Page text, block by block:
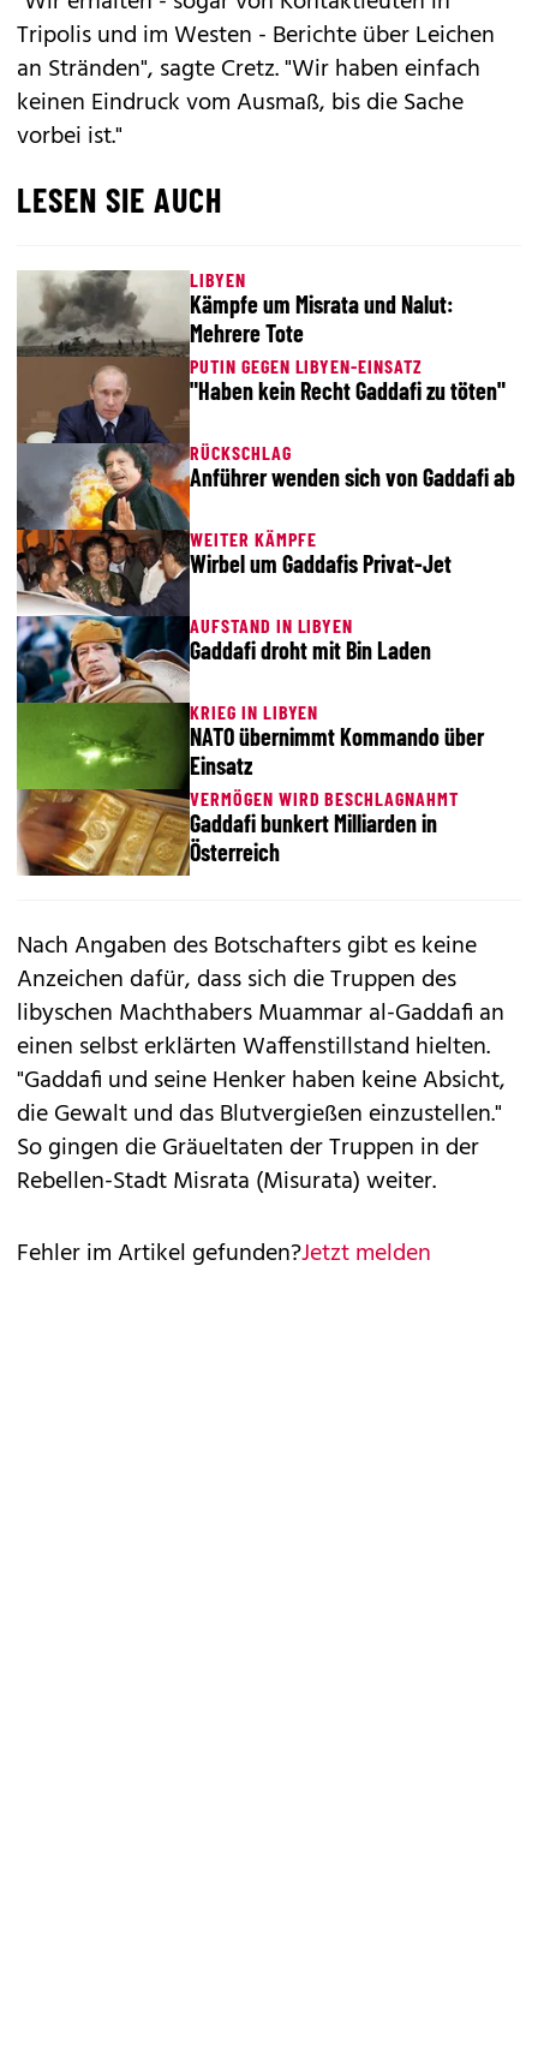
Tripolis und im Westen - Berichte über Leichen
an Stränden", sagte Cretz. "Wir haben einfach
keinen Eindruck vom Ausmaß, bis die Sache
vorbei ist."
LESEN SIE AUCH
LIBYEN
Kämpfe um Misrata und Nalut:
Mehrere Tote
PUTIN GEGEN LIBYEN-EINSATZ
"Haben kein Recht Gaddafi zu töten"
RÜCKSCHLAG
Anführer wenden sich von Gaddafi ab
WEITER KÄMPFE
Wirbel um Gaddafis Privat-Jet
AUFSTAND IN LIBYEN
Gaddafi droht mit Bin Laden
KRIEG IN LIBYEN
NATO übernimmt Kommando über
Einsatz
VERMÖGEN WIRD BESCHLAGNAHMT
Gaddafi bunkert Milliarden in
Österreich
Nach Angaben des Botschafters gibt es keine
Anzeichen dafür, dass sich die Truppen des
libyschen Machthabers Muammar al-Gaddafi an
einen selbst erklärten Waffenstillstand hielten.
"Gaddafi und seine Henker haben keine Absicht,
die Gewalt und das Blutvergießen einzustellen."
So gingen die Gräueltaten der Truppen in der
Rebellen-Stadt Misrata (Misurata) weiter.
Fehler im Artikel gefunden?Jetzt melden